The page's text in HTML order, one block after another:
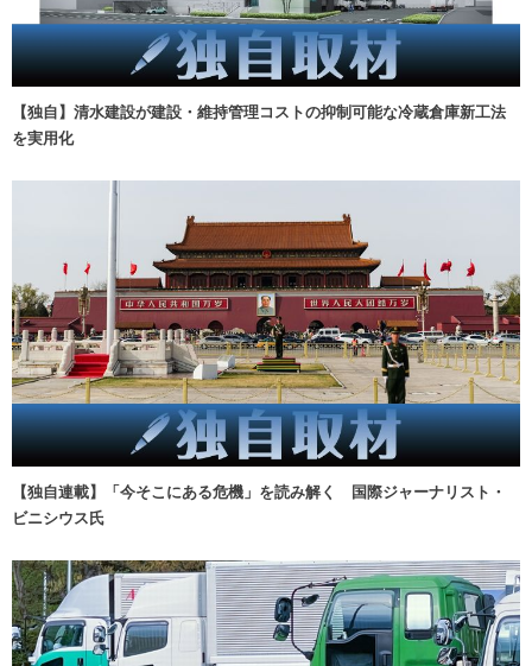
【独自】清水建設が建設・維持管理コストの抑制可能な冷蔵倉庫新工法
を実用化
【独自連載】「今そこにある危機」を読み解く 国際ジャーナリスト・
ビニシウス氏